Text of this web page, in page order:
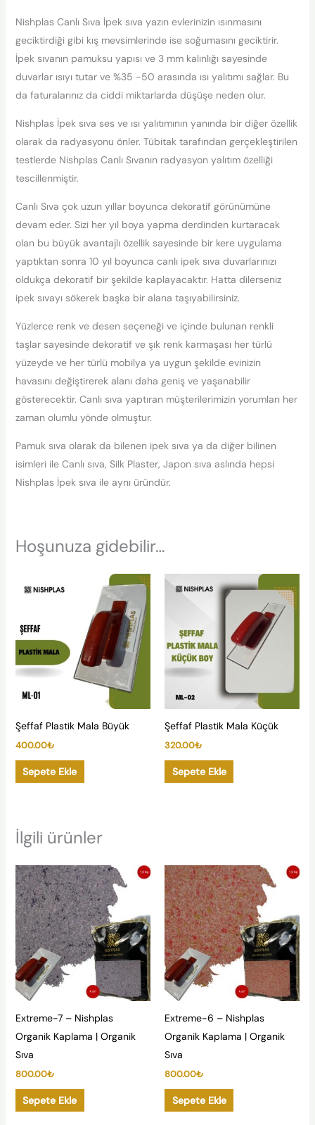
Nishplas Canlı Sıva İpek sıva yazın evlerinizin ısınmasını
geciktirdiği gibi kış mevsimlerinde ise soğumasını geciktirir.
İpek sıvanın pamuksu yapısı ve 3 mm kalınlığı sayesinde
duvarlar ısıyı tutar ve %35 -50 arasında ısı yalıtımı sağlar. Bu
da faturalarınız da ciddi miktarlarda düşüşe neden olur.
Nishplas İpek sıva ses ve ısı yalıtımının yanında bir diğer özellik
olarak da radyasyonu önler. Tübitak tarafından gerçekleştirilen
testlerde Nishplas Canlı Sıvanın radyasyon yalıtım özelliği
tescillenmiştir.
Canlı Sıva çok uzun yıllar boyunca dekoratif görünümüne
devam eder. Sizi her yıl boya yapma derdinden kurtaracak
olan bu büyük avantajlı özellik sayesinde bir kere uygulama
yaptıktan sonra 10 yıl boyunca canlı ipek sıva duvarlarınızı
oldukça dekoratif bir şekilde kaplayacaktır. Hatta dilerseniz
ipek sıvayı sökerek başka bir alana taşıyabilirsiniz.
Yüzlerce renk ve desen seçeneği ve içinde bulunan renkli
taşlar sayesinde dekoratif ve şık renk karmaşası her türlü
yüzeyde ve her türlü mobilya ya uygun şekilde evinizin
havasını değiştirerek alanı daha geniş ve yaşanabilir
gösterecektir. Canlı sıva yaptıran müşterilerimizin yorumları her
zaman olumlu yönde olmuştur.
Pamuk sıva olarak da bilenen ipek sıva ya da diğer bilinen
isimleri ile Canlı sıva, Silk Plaster, Japon sıva aslında hepsi
Nishplas İpek sıva ile aynı üründür.
Hoşunuza gidebilir…
Şeffaf Plastik Mala Büyük
400.00₺
Sepete Ekle
Şeffaf Plastik Mala Küçük
320.00₺
Sepete Ekle
İlgili ürünler
Extreme-7 – Nishplas
Organik Kaplama | Organik
Sıva
800.00₺
Sepete Ekle
Extreme-6 – Nishplas
Organik Kaplama | Organik
Sıva
800.00₺
Sepete Ekle